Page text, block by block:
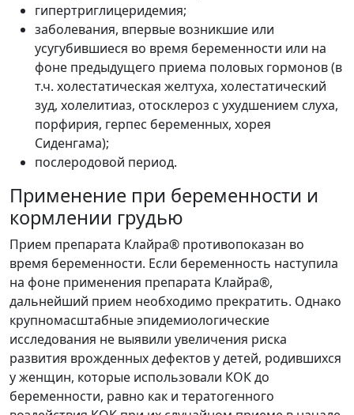
гипертриглицеридемия;
заболевания, впервые возникшие или
усугубившиеся во время беременности или на
фоне предыдущего приема половых гормонов (в
т.ч. холестатическая желтуха, холестатический
зуд, холелитиаз, отосклероз с ухудшением слуха,
порфирия, герпес беременных, хорея
Сиденгама);
послеродовой период.
Применение при беременности и
кормлении грудью
Прием препарата Клайра® противопоказан во
время беременности. Если беременность наступила
на фоне применения препарата Клайра®,
дальнейший прием необходимо прекратить. Однако
крупномасштабные эпидемиологические
исследования не выявили увеличения риска
развития врожденных дефектов у детей, родившихся
у женщин, которые использовали КОК до
беременности, равно как и тератогенного